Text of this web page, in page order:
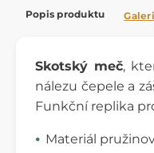
Popis produktu
Skotský meč,
nálezu čepele a
Funkční replika
Materiál